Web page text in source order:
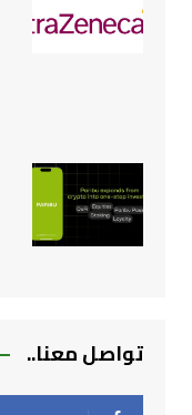
تواصل معنا..